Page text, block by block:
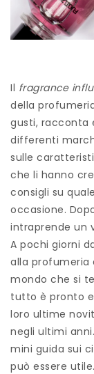
Il fragrance
della
gusti, racconta
differenti
sulle
che li hanno
consigli su
occasione.
intraprende un
A pochi giorni
alla profumeria
mondo che si
tutto è pronto
loro ultime
negli ultimi
mini guida sui
può essere utile.